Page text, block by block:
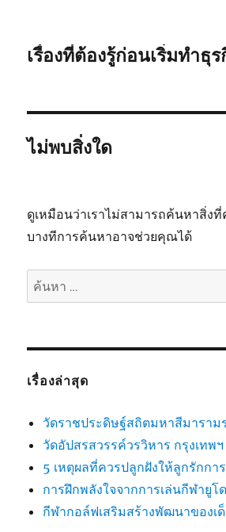
เรื่องที่ต้องรู้ก่อนเริ่มทำธุร
ไม่พบสิ่งใด
ดูเหมือนว่าเราไม่สามารถค้นหาสิ่ง
บางทีการค้นหาอาจช่วยคุณได้
ค้นหา:
เรื่องล่าสุด
วัดราชประดิษฐ์สถิตมหาสีมาราม
วัดอัปสรสวรรค์วรวิหาร กรุงเทพฯ
5 เหตุผลที่ควรปลูกฝังให้ลูกรักกา
การฝึกพลังใจจากการเล่นกีฬายูโด
กีฬากอล์ฟเสริมสร้างพัฒนาของเด็